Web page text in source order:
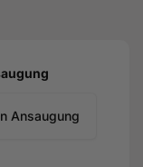
Ansaugung